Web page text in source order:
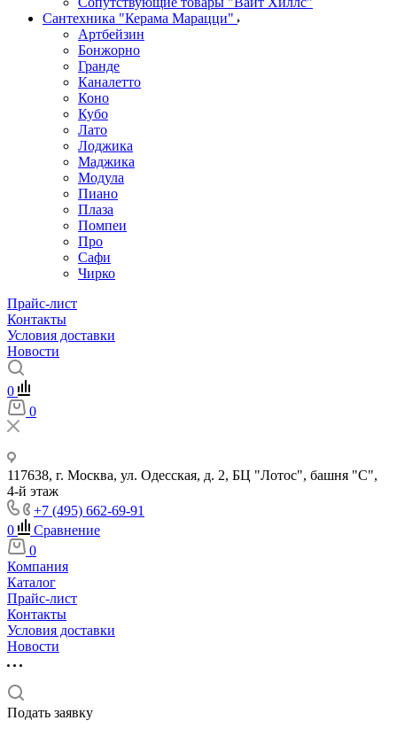
Сантехника "Керама Марацци"
Артбейзин
Бонжорно
Гранде
Каналетто
Коно
Кубо
Лато
Лоджика
Маджика
Модула
Пиано
Плаза
Помпеи
Про
Сафи
Чирко
Прайс-лист
Контакты
Условия доставки
Новости
0
0
117638, г. Москва, ул. Одесская, д. 2, БЦ "Лотос", башня "С",
4-й этаж
+7 (495) 662-69-91
0
Сравнение
0
Компания
Каталог
Прайс-лист
Контакты
Условия доставки
Новости
Подать заявку